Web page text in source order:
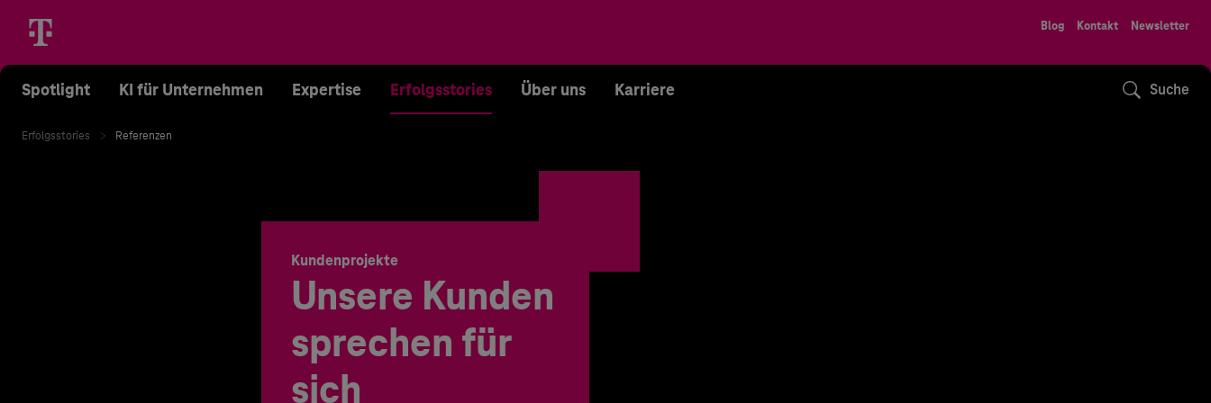
Blog Kontakt Newsletter
Spotlight KI für Unternehmen Expertise Erfolgsstories Über uns Karriere Suche
Erfolgsstories Referenzen
Kundenprojekte
Unsere Kunden
sprechen für
sich